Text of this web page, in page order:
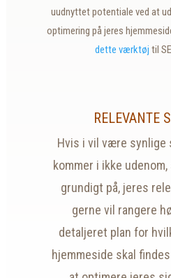
uudnyttet potentiale ved at
optimering på jeres
dette værktøj til
RELEVANTE
Hvis i vil være synlige
kommer i ikke
grundigt på, jeres
gerne vil rangere
detaljeret plan for
hjemmeside skal